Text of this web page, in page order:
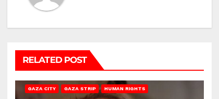
RELATED POST
GAZA CITY GAZA STRIP HUMAN RIGHTS